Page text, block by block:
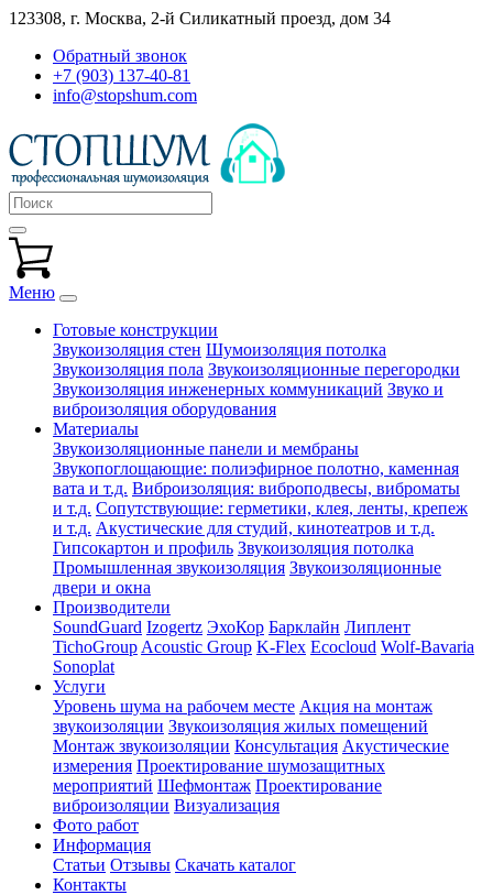
123308, г. Москва, 2-й Силикатный проезд, дом 34
Обратный звонок
+7 (903) 137-40-81
info@stopshum.com
Меню
Готовые конструкции
Звукоизоляция стен Шумоизоляция потолка
Звукоизоляция пола Звукоизоляционные перегородки
Звукоизоляция инженерных коммуникаций Звуко и
виброизоляция оборудования
Материалы
Звукоизоляционные панели и мембраны
Звукопоглощающие: полиэфирное полотно, каменная
вата и т.д. Виброизоляция: виброподвесы, виброматы
и т.д. Сопутствующие: герметики, клея, ленты, крепеж
и т.д. Акустические для студий, кинотеатров и т.д.
Гипсокартон и профиль Звукоизоляция потолка
Промышленная звукоизоляция Звукоизоляционные
двери и окна
Производители
SoundGuard Izogertz ЭхоКор Барклайн Липлент
TichoGroup Acoustic Group K-Flex Ecocloud Wolf-Bavaria
Sonoplat
Услуги
Уровень шума на рабочем месте Акция на монтаж
звукоизоляции Звукоизоляция жилых помещений
Монтаж звукоизоляции Консультация Акустические
измерения Проектирование шумозащитных
мероприятий Шефмонтаж Проектирование
виброизоляции Визуализация
Фото работ
Информация
Статьи Отзывы Скачать каталог
Контакты